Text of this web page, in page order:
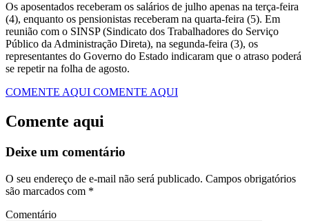
Os aposentados receberam os salários de julho apenas na terça-feira
(4), enquanto os pensionistas receberam na quarta-feira (5). Em
reunião com o SINSP (Sindicato dos Trabalhadores do Serviço
Público da Administração Direta), na segunda-feira (3), os
representantes do Governo do Estado indicaram que o atraso poderá
se repetir na folha de agosto.
COMENTE AQUI COMENTE AQUI
Comente aqui
Deixe um comentário
O seu endereço de e-mail não será publicado. Campos obrigatórios
são marcados com *
Comentário